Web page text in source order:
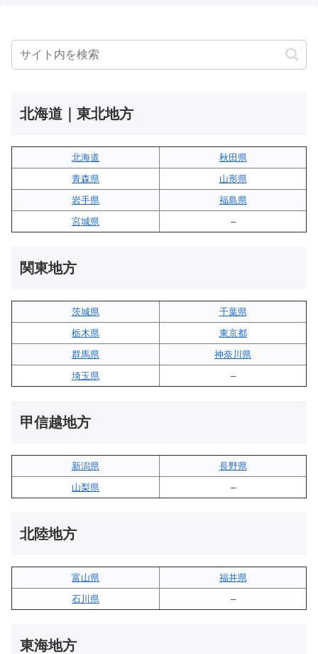
北海道｜東北地方
北海道
秋田県
青森県
山形県
岩手県
福島県
宮城県
–
関東地方
茨城県
千葉県
栃木県
東京都
群馬県
神奈川県
埼玉県
–
甲信越地方
新潟県
長野県
山梨県
–
北陸地方
富山県
福井県
石川県
–
東海地方